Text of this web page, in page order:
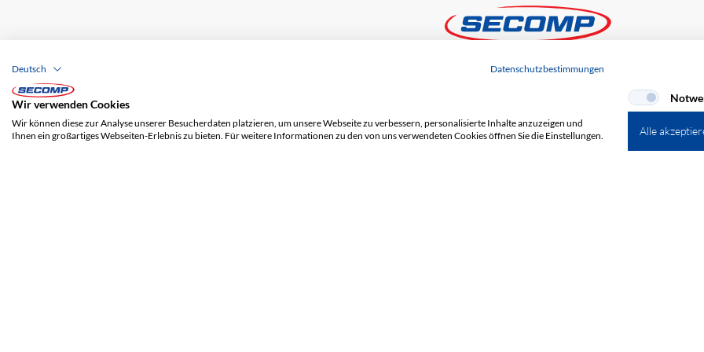
ADRESSE
SECOMP AG
Grindelstrasse 6
8303 Bassersdorf
Deutsch Datenschutzbestimmungen
Wir verwenden Cookies
Wir können diese zur Analyse unserer Besucherdaten platzieren, um unsere Webseite zu verbessern, personalisierte Inhalte anzuzeigen und
Ihnen ein großartiges Webseiten-Erlebnis zu bieten. Für weitere Informationen zu den von uns verwendeten Cookies öffnen Sie die Einstellungen.
Alle